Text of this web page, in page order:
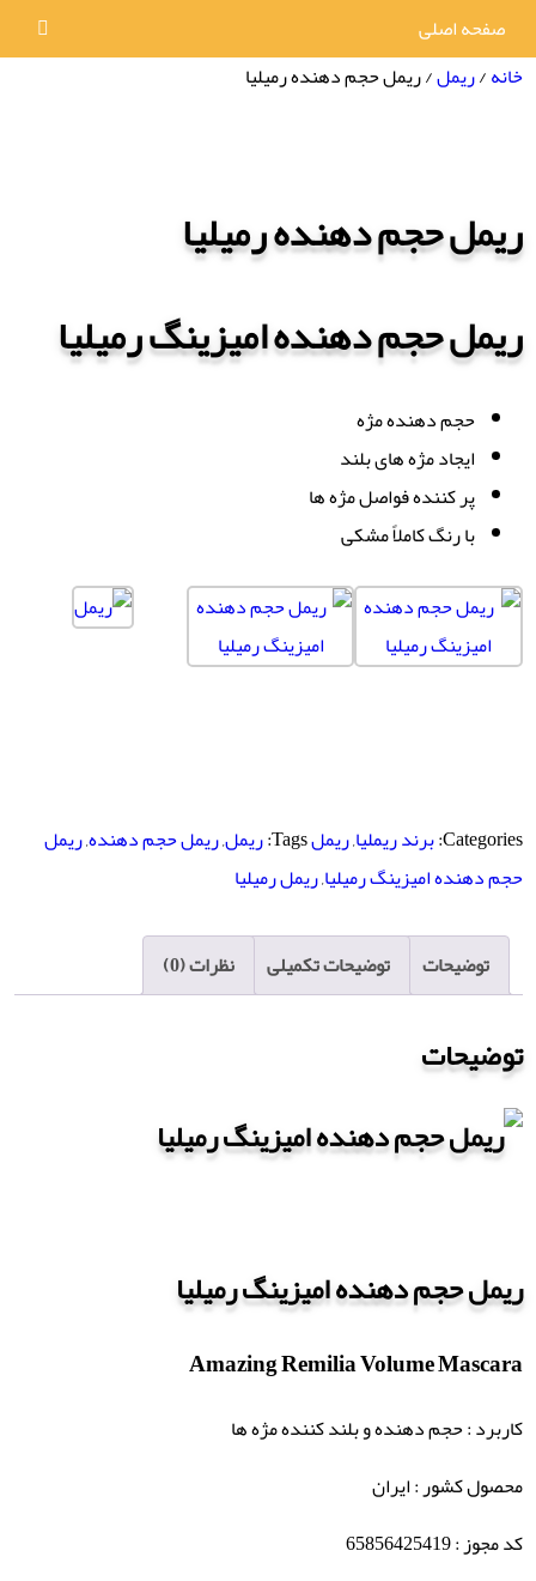
صفحه اصلی
خانه/ریمل/ ریمل حجم دهنده رمیلیا
ریمل حجم دهنده رمیلیا
ریمل حجم دهنده امیزینگ رمیلیا
حجم دهنده مژه
ایجاد مژه های بلند
پر کننده فواصل مژه ها
با رنگ کاملاً مشکی
Categories: برند ریملیا,ریملTags: ریمل,ریمل حجم دهنده,ریمل
حجم دهنده امیزینگ رمیلیا,ریمل رمیلیا
توضیحات توضیحات تکمیلی نظرات (0)
توضیحات
ریمل حجم دهنده امیزینگ رمیلیا
Amazing Remilia Volume Mascara
کاربرد : حجم دهنده و بلند کننده مژه ها
محصول کشور : ایران
کد مجوز : 65856425419